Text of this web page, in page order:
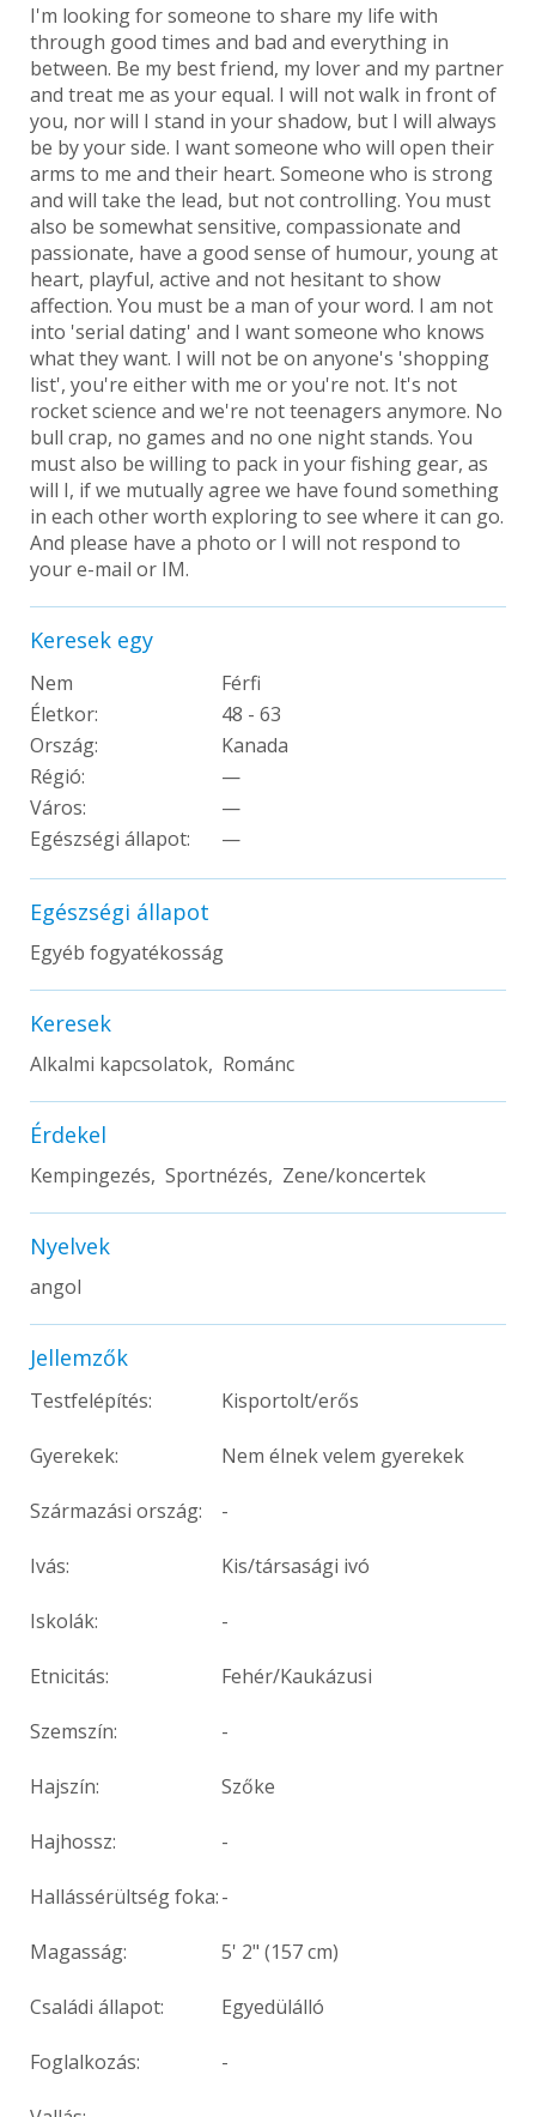
I'm looking for someone to share my life with
through good times and bad and everything in
between. Be my best friend, my lover and my partner
and treat me as your equal. I will not walk in front of
you, nor will I stand in your shadow, but I will always
be by your side. I want someone who will open their
arms to me and their heart. Someone who is strong
and will take the lead, but not controlling. You must
also be somewhat sensitive, compassionate and
passionate, have a good sense of humour, young at
heart, playful, active and not hesitant to show
affection. You must be a man of your word. I am not
into 'serial dating' and I want someone who knows
what they want. I will not be on anyone's 'shopping
list', you're either with me or you're not. It's not
rocket science and we're not teenagers anymore. No
bull crap, no games and no one night stands. You
must also be willing to pack in your fishing gear, as
will I, if we mutually agree we have found something
in each other worth exploring to see where it can go.
And please have a photo or I will not respond to
your e-mail or IM.
Keresek egy
Nem
Férfi
Életkor:
48 - 63
Ország:
Kanada
Régió:
—
Város:
—
Egészségi állapot:
—
Egészségi állapot
Egyéb fogyatékosság
Keresek
Alkalmi kapcsolatok, Románc
Érdekel
Kempingezés, Sportnézés, Zene/koncertek
Nyelvek
angol
Jellemzők
Testfelépítés: Kisportolt/erős
Gyerekek: Nem élnek velem gyerekek
Származási ország: -
Ivás: Kis/társasági ivó
Iskolák: -
Etnicitás: Fehér/Kaukázusi
Szemszín: -
Hajszín: Szőke
Hajhossz: -
Hallássérültség foka:-
Magasság: 5' 2" (157 cm)
Családi állapot: Egyedülálló
Foglalkozás: -